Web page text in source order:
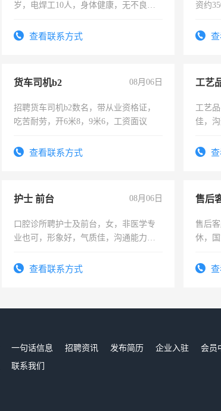
岁，电焊工10人，身体健康，无不良嗜
宿，免费发放劳保用品，两班倒，每月
查看联系方式
资约
货车司机b2 08月06日
招聘货车司机b2数名，带从业资格证，
吃苦耐劳，开6米8，9米6，工资面议
查看联系方式
工艺
工艺
佳，
护士 前台 08月06日
口腔诊所聘护士及前台，女，非医学专
业也可，形象好，气质佳，沟通能力
查看联系方式
售后
售后
休，
一句话信息 招聘资讯 发布简历 企业入驻 会员
联系我们